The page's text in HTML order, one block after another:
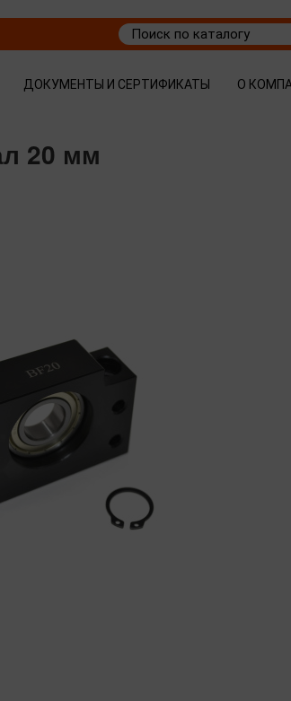
ДОКУМЕНТЫ И СЕРТИФИКАТЫ О
20 мм